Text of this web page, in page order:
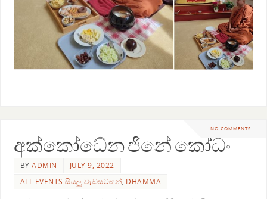
NO COMMENTS
අක්කෝධේන ජිනේ කෝධං
BYADMIN
JULY 9, 2022
ALL EVENTS සියලු වැඩසටහන්, DHAMMA